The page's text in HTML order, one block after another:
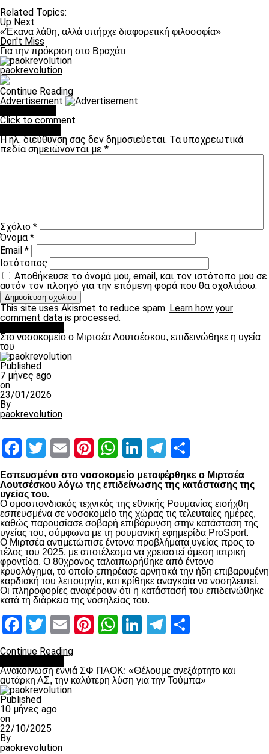
Related Topics:
Up Next
«Έκανα λάθη, αλλά υπήρχε διαφορετική φιλοσοφία»
Don't Miss
Για την πρόκριση στο Βραχάτι
paokrevolution
Continue Reading
Advertisement
Click to comment
Η ηλ. διεύθυνση σας δεν δημοσιεύεται. Τα υποχρεωτικά
πεδία σημειώνονται με *
Σχόλιο *
Όνομα*
Email *
Ιστότοπος
Αποθήκευσε το όνομά μου, email, και τον ιστότοπο μου σε
αυτόν τον πλοηγό για την επόμενη φορά που θα σχολιάσω.
This site uses Akismet to reduce spam. Learn how your
comment data is processed.
Στο νοσοκομείο ο Μιρτσέα Λουτσέσκου, επιδεινώθηκε η υγεία
του
Published
7 μήνες ago
on
23/01/2026
By
paokrevolution
Facebook
Twitter
EmailPinterest
WhatsApp
LinkedIn
Telegram
Εσπευσμένα στο νοσοκομείο μεταφέρθηκε ο Μιρτσέα
Λουτσέσκου λόγω της επιδείνωσης της κατάστασης της
υγείας του.
Ο ομοσπονδιακός τεχνικός της εθνικής Ρουμανίας εισήχθη
εσπευσμένα σε νοσοκομείο της χώρας τις τελευταίες ημέρες,
καθώς παρουσίασε σοβαρή επιβάρυνση στην κατάσταση της
υγείας του, σύμφωνα με τη ρουμανική εφημερίδα ProSport.
Ο Μιρτσέα αντιμετώπισε έντονα προβλήματα υγείας προς το
τέλος του 2025, με αποτέλεσμα να χρειαστεί άμεση ιατρική
φροντίδα. Ο 80χρονος ταλαιπωρήθηκε από έντονο
κρυολόγημα, το οποίο επηρέασε αρνητικά την ήδη επιβαρυμένη
καρδιακή του λειτουργία, και κρίθηκε αναγκαία να νοσηλευτεί.
Οι πληροφορίες αναφέρουν ότι η κατάστασή του επιδεινώθηκε
κατά τη διάρκεια της νοσηλείας του.
Facebook
Twitter
EmailPinterest
WhatsApp
LinkedIn
Telegram
Continue Reading
Ανακοίνωση εννιά ΣΦ ΠΑΟΚ: «Θέλουμε ανεξάρτητο και
αυτάρκη ΑΣ, την καλύτερη λύση για την Τούμπα»
Published
10 μήνες ago
on
22/10/2025
By
paokrevolution